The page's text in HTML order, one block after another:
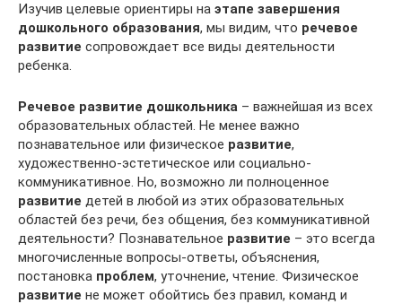
Изучив целевые ориентиры на этапе завершения
дошкольного образования, мы видим, что речевое
развитие сопровождает все виды деятельности
ребенка.
Речевое развитие дошкольника – важнейшая из всех
образовательных областей. Не менее важно
познавательное или физическое развитие,
художественно-эстетическое или социально-
коммуникативное. Но, возможно ли полноценное
развитие детей в любой из этих образовательных
областей без речи, без общения, без коммуникативной
деятельности? Познавательное развитие – это всегда
многочисленные вопросы-ответы, объяснения,
постановка проблем, уточнение, чтение. Физическое
развитие не может обойтись без правил, команд и